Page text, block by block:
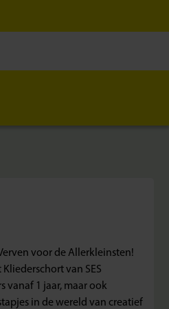
voor de Allerkleinsten!
van SES
vanaf 1 jaar, maar ook
in de wereld van creatief